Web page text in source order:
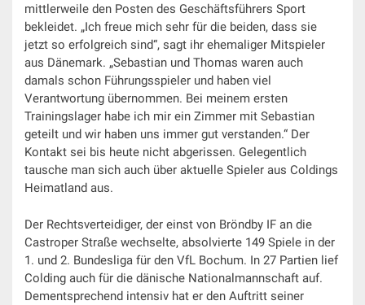
mittlerweile den Posten des Geschäftsführers Sport
bekleidet. „Ich freue mich sehr für die beiden, dass sie
jetzt so erfolgreich sind“, sagt ihr ehemaliger Mitspieler
aus Dänemark. „Sebastian und Thomas waren auch
damals schon Führungsspieler und haben viel
Verantwortung übernommen. Bei meinem ersten
Trainingslager habe ich mir ein Zimmer mit Sebastian
geteilt und wir haben uns immer gut verstanden.“ Der
Kontakt sei bis heute nicht abgerissen. Gelegentlich
tausche man sich auch über aktuelle Spieler aus Coldings
Heimatland aus.
Der Rechtsverteidiger, der einst von Bröndby IF an die
Castroper Straße wechselte, absolvierte 149 Spiele in der
1. und 2. Bundesliga für den VfL Bochum. In 27 Partien lief
Colding auch für die dänische Nationalmannschaft auf.
Dementsprechend intensiv hat er den Auftritt seiner